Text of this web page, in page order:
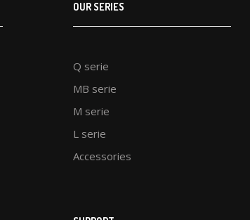
OUR SERIES
Q serie
MB serie
M serie
L serie
Accessories